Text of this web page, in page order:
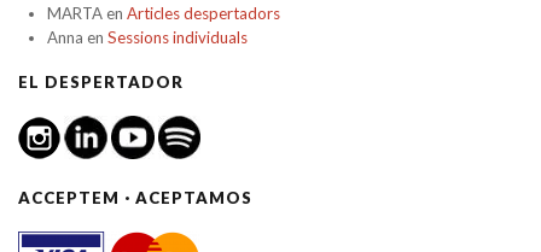
MARTAen Articles despertadors
Anna en Sessions individuals
EL DESPERTADOR
ACCEPTEM · ACEPTAMOS